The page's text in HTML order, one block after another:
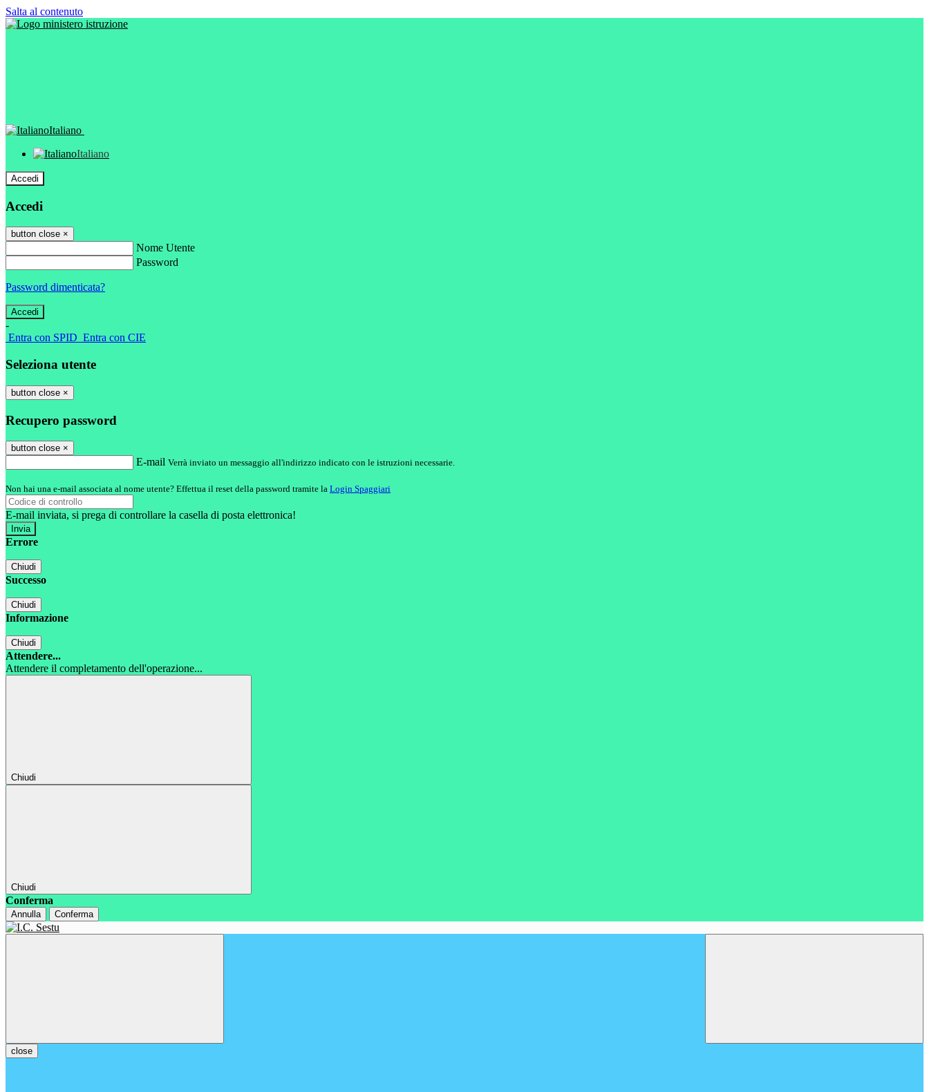
Salta al contenuto
Italiano
Italiano
Accedi
Accedi
button close ×
Nome Utente
Password
Password dimenticata?
-
Entra con SPID Entra con CIE
Seleziona utente
button close ×
Recupero password
button close ×
E-mail Verrà inviato un messaggio all'indirizzo indicato con le istruzioni necessarie.
Non hai una e-mail associata al nome utente? Effettua il reset della password tramite la Login Spaggiari
E-mail inviata, si prega di controllare la casella di posta elettronica!
Errore
Chiudi
Successo
Chiudi
Informazione
Chiudi
Attendere...
Attendere il completamento dell'operazione...
Chiudi
Chiudi
Conferma
Annulla Conferma
close